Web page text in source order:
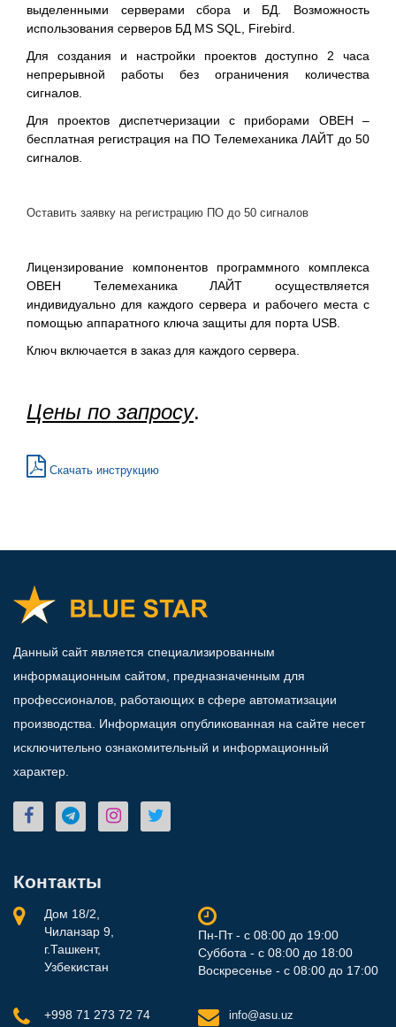
выделенными серверами сбора и БД. Возможность
использования серверов БД MS SQL, Firebird.
Для создания и настройки проектов доступно 2 часа
непрерывной работы без ограничения количества
сигналов.
Для проектов диспетчеризации с приборами ОВЕН –
бесплатная регистрация на ПО Телемеханика ЛАЙТ до 50
сигналов.
Оставить заявку на регистрацию ПО до 50 сигналов
Лицензирование компонентов программного комплекса
ОВЕН Телемеханика ЛАЙТ осуществляется
индивидуально для каждого сервера и рабочего места с
помощью аппаратного ключа защиты для порта USB.
Ключ включается в заказ для каждого сервера.
Цены по запросу.
Скачать инструкцию
Данный сайт является специализированным
информационным сайтом, предназначенным для
профессионалов, работающих в сфере автоматизации
производства. Информация опубликованная на сайте несет
исключительно ознакомительный и информационный
характер.
Контакты
Дом 18/2,
Чиланзар 9,
г.Ташкент,
Узбекистан
Пн-Пт - с 08:00 до 19:00
Суббота - с 08:00 до 18:00
Воскресенье - с 08:00 до 17:00
+998 71 273 72 74
info@asu.uz